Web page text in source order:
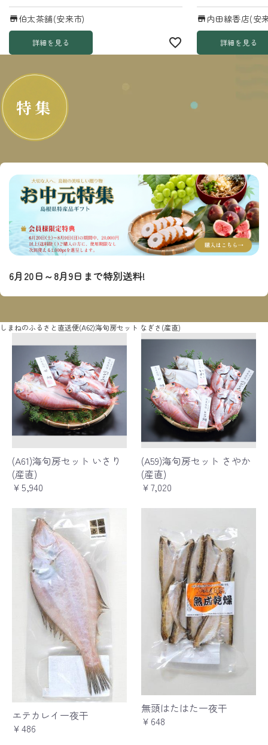
伯太茶舗(安来市)
詳細を見る
内田線香店(安
詳細を見る
特集
6月20日～8月9日まで特別送料!
しまねのふるさと直送便(A62)海旬房セット なぎさ(産直)
(A61)海旬房セット いさり
(産直)
￥5,940
(A59)海旬房セット さやか
(産直)
￥7,020
エテカレイ一夜干
￥486
無頭はたはた一夜干
￥648